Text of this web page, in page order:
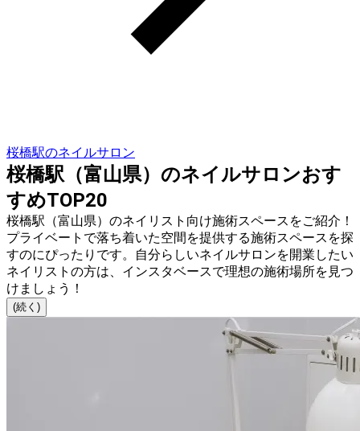
桜橋駅のネイルサロン
桜橋駅（富山県）のネイルサロンおす
すめTOP20
桜橋駅（富山県）のネイリスト向け施術スペースをご紹介！
プライベートで落ち着いた空間を提供する施術スペースを探
すのにぴったりです。自分らしいネイルサロンを開業したい
ネイリストの方は、インスタベースで理想の施術場所を見つ
けましょう！
(続く)